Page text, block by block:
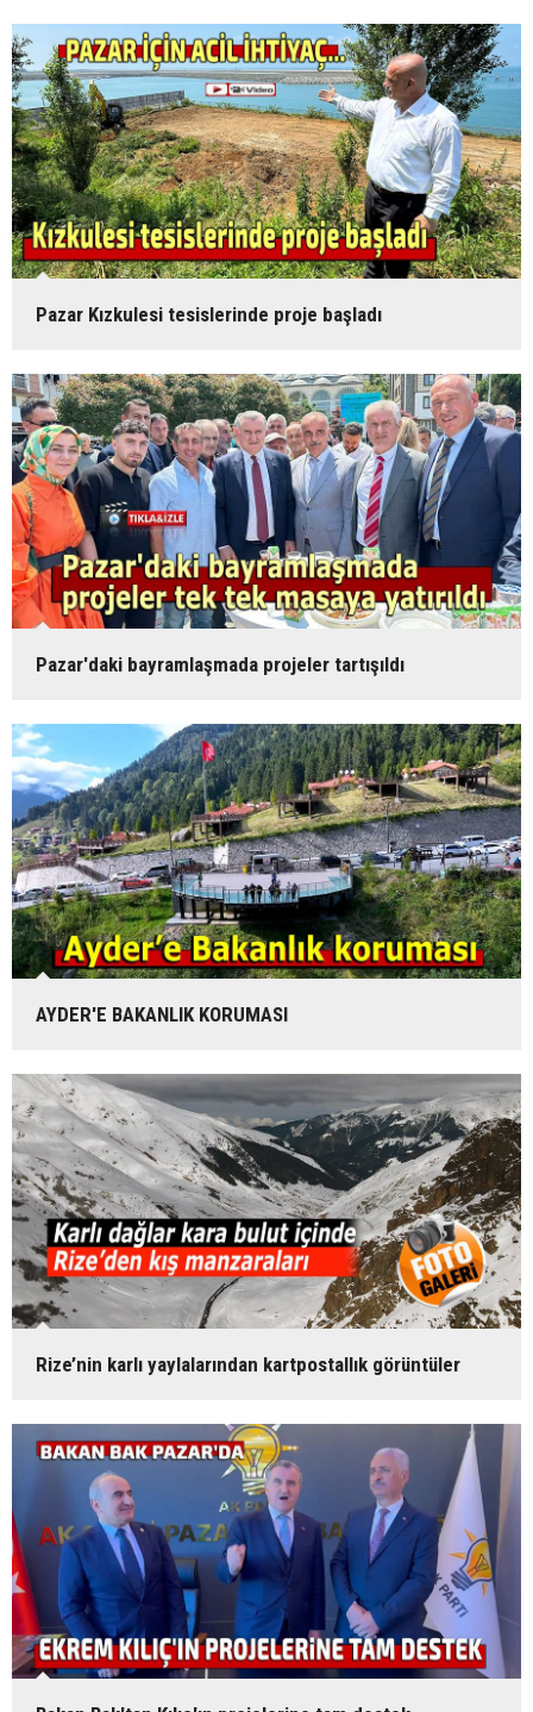
Pazar Kızkulesi tesislerinde proje başladı
Pazar'daki bayramlaşmada projeler tartışıldı
AYDER'E BAKANLIK KORUMASI
Rize’nin karlı yaylalarından kartpostallık görüntüler